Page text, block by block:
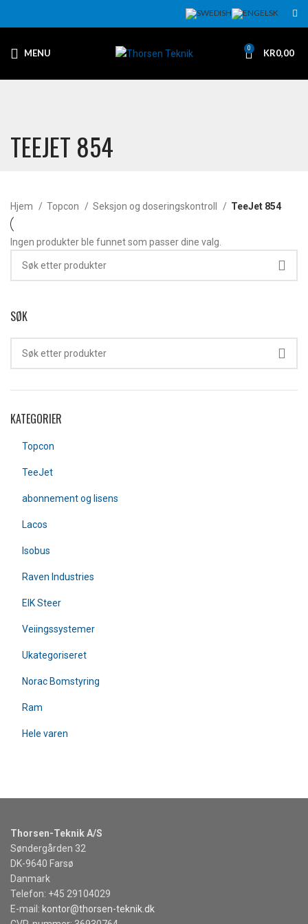
MENU 0 KR0,00
TEEJET 854
SØK
KATEGORIER
Topcon
TeeJet
abonnement og lisens
Lacos
Isobus
Raven Industries
EIK Steer
Veiingssystemer
Ukategoriseret
Norac Bomstyring
Ram
Hele varen
Hjem Topcon Seksjon og doseringskontroll TeeJet 854
Ingen produkter ble funnet som passer dine valg.
Thorsen-Teknik A/S
Søndergården 32
DK-9640 Farsø
Danmark
Telefon: +45 29104029
E-mail: kontor@thorsen-teknik.dk